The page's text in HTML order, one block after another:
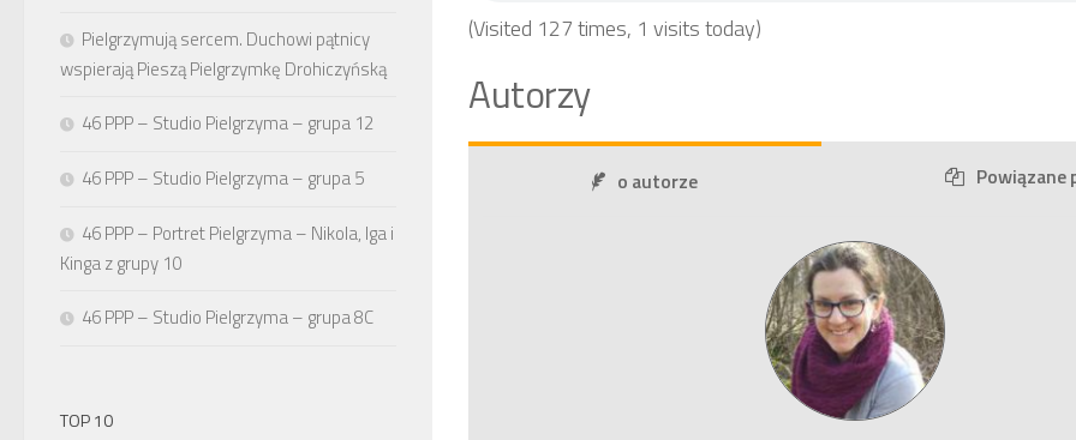
(Visited 127 times, 1 visits today)
Autorzy
o autorze Powiązane
Pielgrzymują sercem. Duchowi pątnicy
wspierają Pieszą Pielgrzymkę Drohiczyńską
46 PPP – Studio Pielgrzyma – grupa 12
46 PPP – Studio Pielgrzyma – grupa 5
46 PPP – Portret Pielgrzyma – Nikola, Iga i
Kinga z grupy 10
46 PPP – Studio Pielgrzyma – grupa 8C
TOP 10